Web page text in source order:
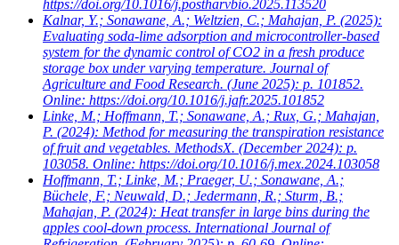
https://doi.org/10.1016/j.postharvbio.2025.113520
Kalnar, Y.; Sonawane, A.; Weltzien, C.; Mahajan, P. (2025):
Evaluating soda-lime adsorption and microcontroller-based
system for the dynamic control of CO2 in a fresh produce
storage box under varying temperature. Journal of
Agriculture and Food Research. (June 2025): p. 101852.
Online: https://doi.org/10.1016/j.jafr.2025.101852
Linke, M.; Hoffmann, T.; Sonawane, A.; Rux, G.; Mahajan,
P. (2024): Method for measuring the transpiration resistance
of fruit and vegetables. MethodsX. (December 2024): p.
103058. Online: https://doi.org/10.1016/j.mex.2024.103058
Hoffmann, T.; Linke, M.; Praeger, U.; Sonawane, A.;
Büchele, F.; Neuwald, D.; Jedermann, R.; Sturm, B.;
Mahajan, P. (2024): Heat transfer in large bins during the
apples cool-down process. International Journal of